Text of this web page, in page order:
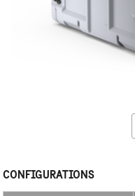
CONFIGURATIONS